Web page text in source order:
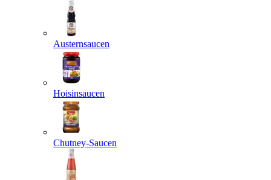
Austernsaucen
Hoisinsaucen
Chutney-Saucen